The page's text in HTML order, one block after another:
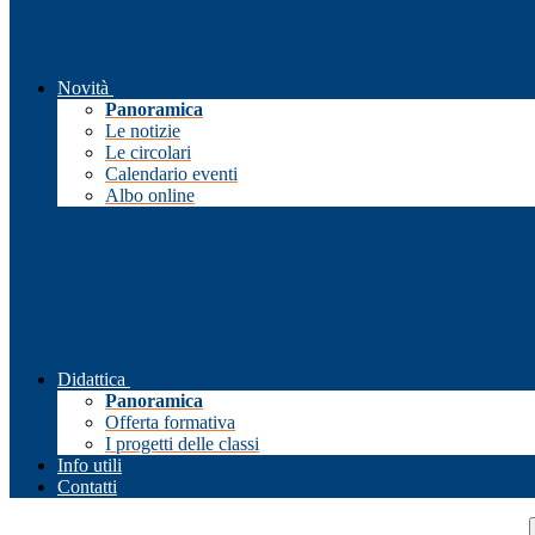
Novità
Panoramica
Le notizie
Le circolari
Calendario eventi
Albo online
Didattica
Panoramica
Offerta formativa
I progetti delle classi
Info utili
Contatti